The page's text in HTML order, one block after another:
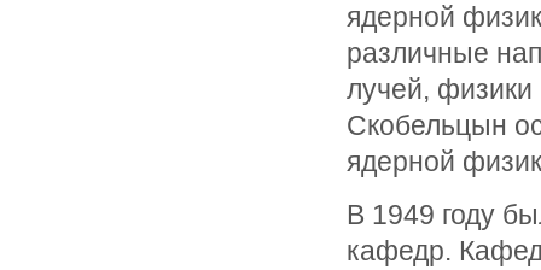
ядерной
различные
лучей, физики
Скобельцын
ядерной
В 1949 году
кафедр.